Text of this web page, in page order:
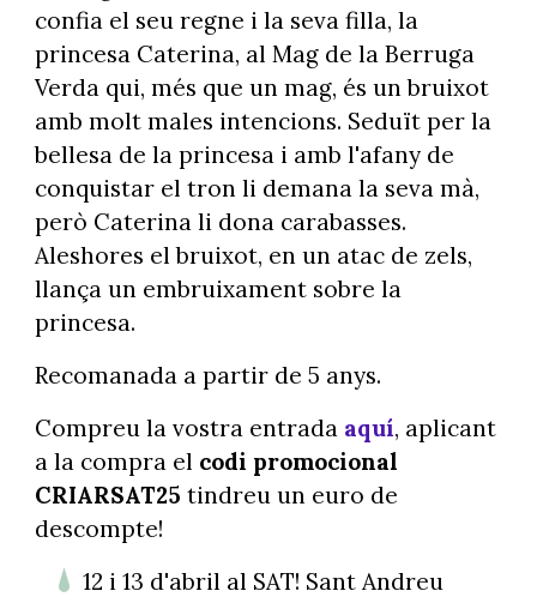
confia el seu regne i la seva filla, la
princesa Caterina, al Mag de la Berruga
Verda qui, més que un mag, és un bruixot
amb molt males intencions. Seduït per la
bellesa de la princesa i amb l'afany de
conquistar el tron li demana la seva mà,
però Caterina li dona carabasses.
Aleshores el bruixot, en un atac de zels,
llança un embruixament sobre la
princesa.
Recomanada a partir de 5 anys.
Compreu la vostra entrada aquí, aplicant
a la compra el codi promocional
CRIARSAT25 tindreu un euro de
descompte!
12 i 13 d'abril al SAT! Sant Andreu